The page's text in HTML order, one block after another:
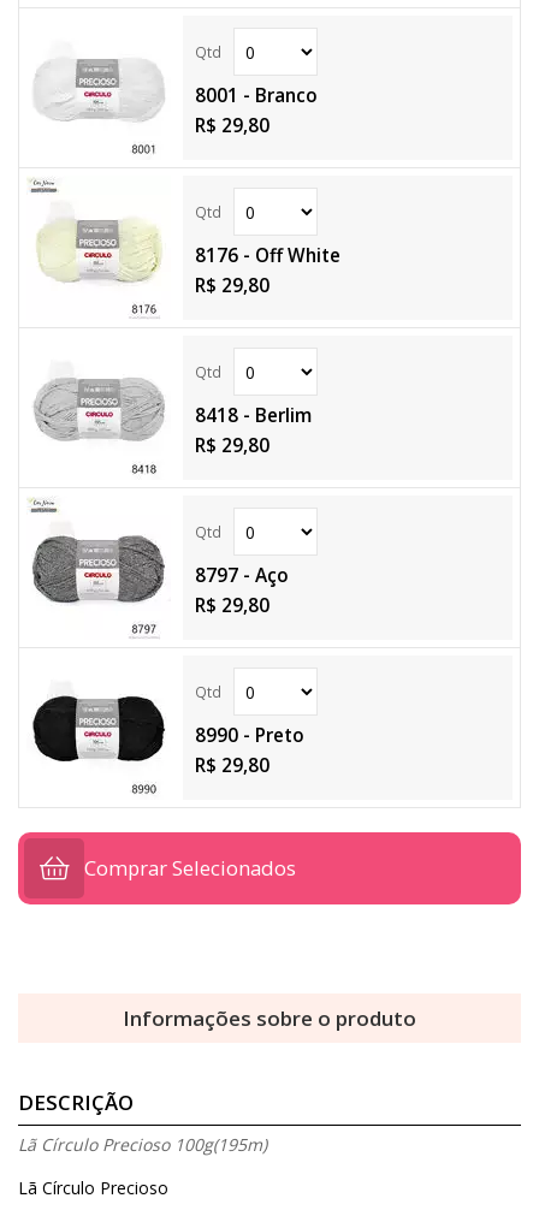
8001 - Branco
R$ 29,80
8176 - Off White
R$ 29,80
8418 - Berlim
R$ 29,80
8797 - Aço
R$ 29,80
8990 - Preto
R$ 29,80
Comprar Selecionados
Informações sobre o produto
DESCRIÇÃO
Lã Círculo Precioso 100g(195m)
Lã Círculo Precioso